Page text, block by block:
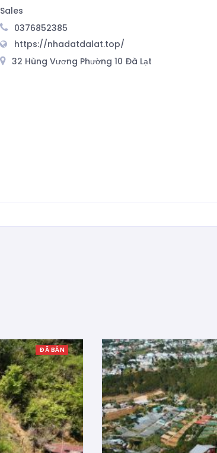
Sales
0376852385
https://nhadatdalat.top/
32 Hùng Vương Phường 10 Đà Lạt
ĐÃ BÁN